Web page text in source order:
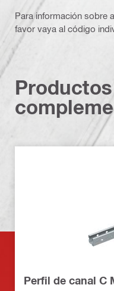
Para información sobre
favor vaya al código
Productos
Perfil de canal C